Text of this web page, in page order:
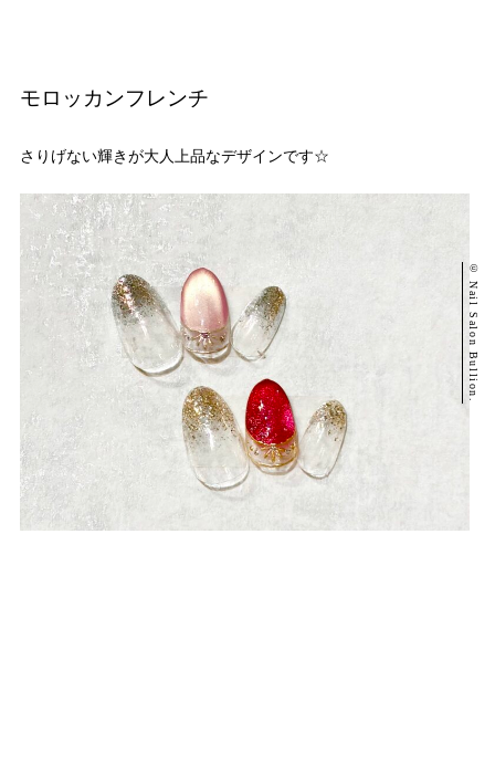
モロッカンフレンチ
さりげない輝きが大人上品なデザインです☆
© Nail Salon Bullion.